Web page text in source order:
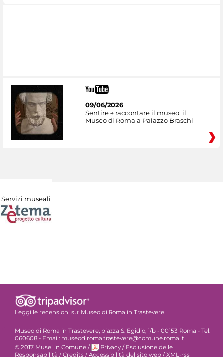
09/06/2026
Sentire e raccontare il museo: il
Museo di Roma a Palazzo Braschi
Servizi museali
Leggi le recensioni su: Museo di Roma in Trastevere
Museo di Roma in Trastevere, piazza S. Egidio, 1/b - 00153 Roma - Tel.
060608 - Email: museodiroma.trastevere@comune.roma.it
© 2017 Musei in Comune / Privacy / Esclusione delle
Responsabilità / Credits / Accessibilità del sito web / XML-rss